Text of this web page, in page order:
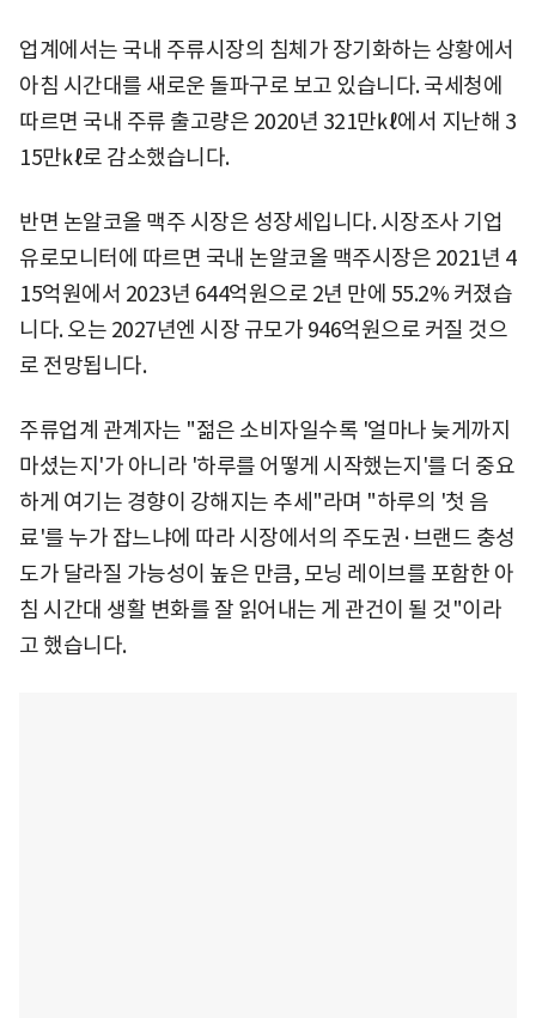
업계에서는 국내 주류시장의 침체가 장기화하는 상황에서
아침 시간대를 새로운 돌파구로 보고 있습니다. 국세청에
따르면 국내 주류 출고량은 2020년 321만㎘에서 지난해 3
15만㎘로 감소했습니다.
반면 논알코올 맥주 시장은 성장세입니다. 시장조사 기업
유로모니터에 따르면 국내 논알코올 맥주시장은 2021년 4
15억원에서 2023년 644억원으로 2년 만에 55.2% 커졌습
니다. 오는 2027년엔 시장 규모가 946억원으로 커질 것으
로 전망됩니다.
주류업계 관계자는 "젊은 소비자일수록 '얼마나 늦게까지
마셨는지'가 아니라 '하루를 어떻게 시작했는지'를 더 중요
하게 여기는 경향이 강해지는 추세"라며 "하루의 '첫 음
료'를 누가 잡느냐에 따라 시장에서의 주도권·브랜드 충성
도가 달라질 가능성이 높은 만큼, 모닝 레이브를 포함한 아
침 시간대 생활 변화를 잘 읽어내는 게 관건이 될 것"이라
고 했습니다.